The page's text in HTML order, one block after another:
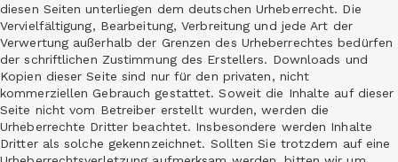
diesen Seiten unterliegen dem deutschen Urheberrecht. Die
Vervielfältigung, Bearbeitung, Verbreitung und jede Art der
Verwertung außerhalb der Grenzen des Urheberrechtes bedürfen
der schriftlichen Zustimmung des Erstellers. Downloads und
Kopien dieser Seite sind nur für den privaten, nicht
kommerziellen Gebrauch gestattet. Soweit die Inhalte auf dieser
Seite nicht vom Betreiber erstellt wurden, werden die
Urheberrechte Dritter beachtet. Insbesondere werden Inhalte
Dritter als solche gekennzeichnet. Sollten Sie trotzdem auf eine